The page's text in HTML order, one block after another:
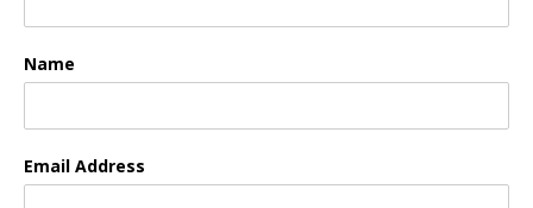
Name
Email Address